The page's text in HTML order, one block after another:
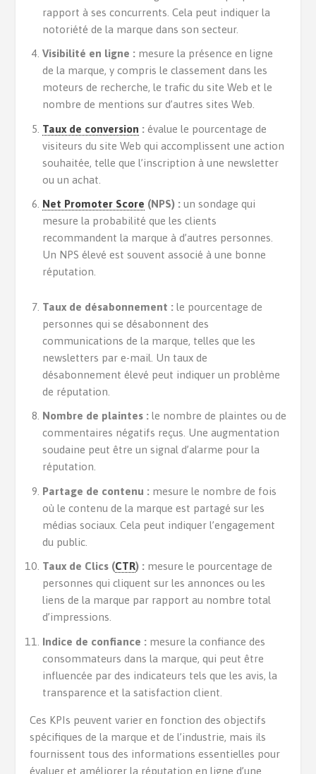
rapport à ses concurrents. Cela peut indiquer la
notoriété de la marque dans son secteur.
Visibilité en ligne :mesure la présence en ligne
de la marque, y compris le classement dans les
moteurs de recherche, le trafic du site Web et le
nombre de mentions sur d’autres sites Web.
Taux de conversion :évalue le pourcentage de
visiteurs du site Web qui accomplissent une action
souhaitée, telle que l’inscription à une newsletter
ou un achat.
Net Promoter Score (NPS) :un sondage qui
mesure la probabilité que les clients
recommandent la marque à d’autres personnes.
Un NPS élevé est souvent associé à une bonne
réputation.
Taux de désabonnement :le pourcentage de
personnes qui se désabonnent des
communications de la marque, telles que les
newsletters par e-mail. Un taux de
désabonnement élevé peut indiquer un problème
de réputation.
Nombre de plaintes :le nombre de plaintes ou de
commentaires négatifs reçus. Une augmentation
soudaine peut être un signal d’alarme pour la
réputation.
Partage de contenu :mesure le nombre de fois
où le contenu de la marque est partagé sur les
médias sociaux. Cela peut indiquer l’engagement
du public.
Taux de Clics (CTR) :mesure le pourcentage de
personnes qui cliquent sur les annonces ou les
liens de la marque par rapport au nombre total
d’impressions.
Indice de confiance :mesure la confiance des
consommateurs dans la marque, qui peut être
influencée par des indicateurs tels que les avis, la
transparence et la satisfaction client.
Ces KPIs peuvent varier en fonction des objectifs
spécifiques de la marque et de l’industrie, mais ils
fournissent tous des informations essentielles pour
évaluer et améliorer la réputation en ligne d’une